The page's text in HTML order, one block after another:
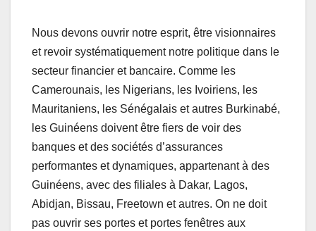
Nous devons ouvrir notre esprit, être visionnaires
et revoir systématiquement notre politique dans le
secteur financier et bancaire. Comme les
Camerounais, les Nigerians, les Ivoiriens, les
Mauritaniens, les Sénégalais et autres Burkinabé,
les Guinéens doivent être fiers de voir des
banques et des sociétés d’assurances
performantes et dynamiques, appartenant à des
Guinéens, avec des filiales à Dakar, Lagos,
Abidjan, Bissau, Freetown et autres. On ne doit
pas ouvrir ses portes et portes fenêtres aux